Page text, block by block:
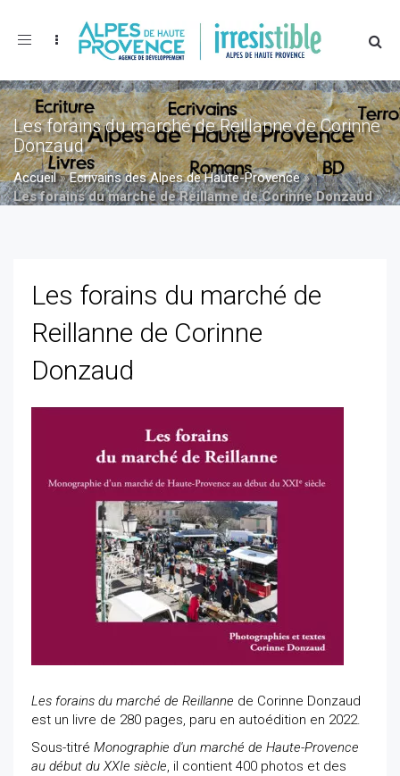
Toggle
Les forains du marché de Reillanne de Corinne
Donzaud
Accueil»Ecrivains des Alpes de Haute-Provence»
Les forains du marché de Reillanne de Corinne Donzaud»
Les forains du marché de
Reillanne de Corinne
Donzaud
Les forains du marché de Reillanne de Corinne Donzaud
est un livre de 280 pages, paru en autoédition en 2022.
Sous-titré Monographie d'un marché de Haute-Provence
au début du XXIe siècle, il contient 400 photos et des